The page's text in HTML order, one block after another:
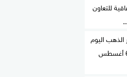
للتعاون
الذهب اليوم
الخميس 6 أغسطس